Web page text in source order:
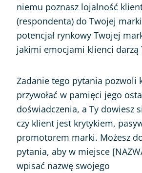
niemu poznasz lojalność
(respondenta) do Twojej
potencjał rynkowy Twojej
jakimi emocjami klienci darzą
Zadanie tego pytania pozwoli
przywołać w pamięci jego
doświadczenia, a Ty dowiesz
czy klient jest krytykiem,
promotorem marki. Możesz
pytania, aby w miejsce
wpisać nazwę swojego